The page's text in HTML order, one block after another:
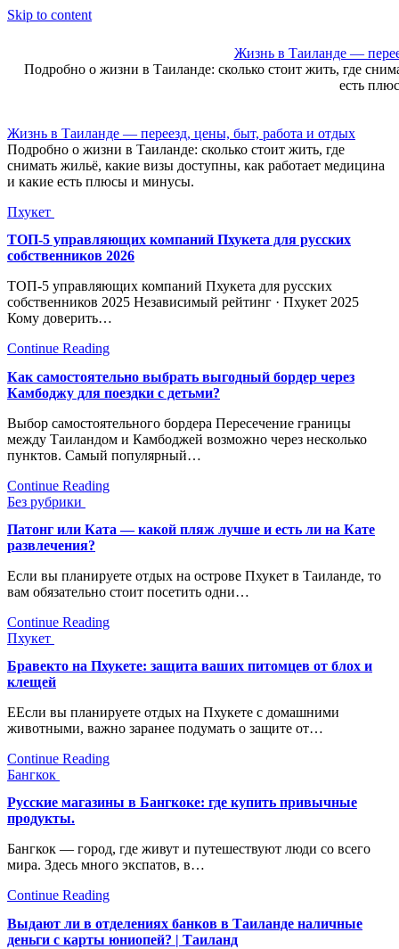
Skip to content
Жизнь в Таиланде —
Подробно о жизни в Таиланде: сколько стоит жить, где
есть
Жизнь в Таиланде — переезд, цены, быт, работа и отдых
Подробно о жизни в Таиланде: сколько стоит жить, где
снимать жильё, какие визы доступны, как работает медицина
и какие есть плюсы и минусы.
Пхукет
ТОП-5 управляющих компаний Пхукета для русских
собственников 2026
ТОП-5 управляющих компаний Пхукета для русских
собственников 2025 Независимый рейтинг · Пхукет 2025
Кому доверить…
Continue Reading
Как самостоятельно выбрать выгодный бордер через
Камбоджу для поездки с детьми?
Выбор самoстоятельного бордера Пересечение границы
между Таиландом и Камбоджей возможно через несколько
пунктов.​ Самый популярный…
Continue Reading
Без рубрики
Патонг или Ката — какой пляж лучше и есть ли на Кате
развлечения?
Если вы планируете отдых на острове Пхукет в Тaилaнде, то
вам обязательно стоит посетить одни…
Continue Reading
Пхукет
Бравекто на Пхукете: защита ваших питомцев от блох и
клещей
ЕЕсли вы планируете отдых на Пхукете с домашними
животными, важно заранее подумать о защите от…
Continue Reading
Бангкок
Русские магазины в Бангкоке: где купить привычные
продукты.
Бангкок — город, где живут и путешествуют люди со всего
мира. Здесь много экспатов, в…
Continue Reading
Выдают ли в отделениях банков в Таиланде наличные
деньги с карты юниопей? | Таиланд